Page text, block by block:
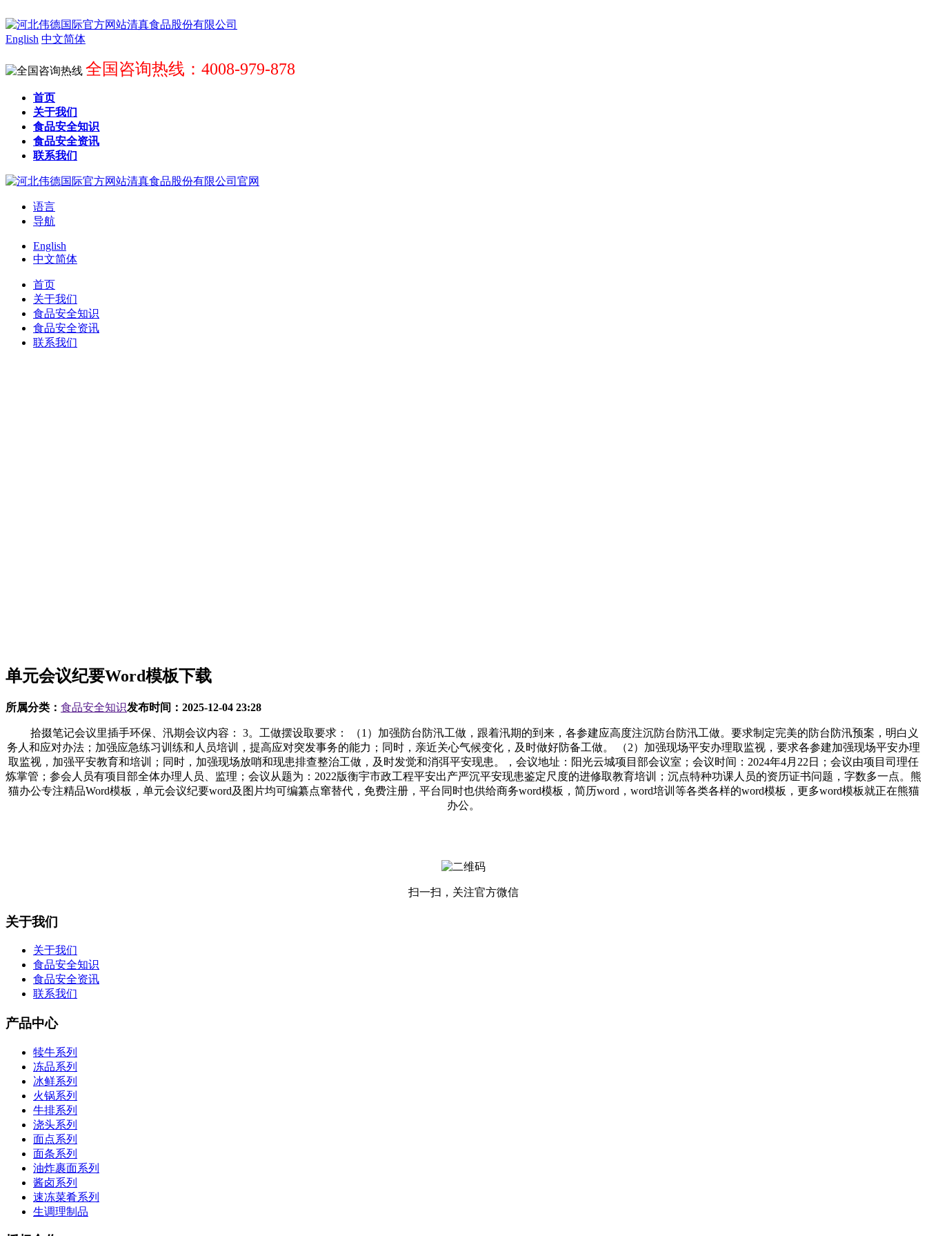
English 中文简体
全国咨询热线：4008-979-878
首页
关于我们
食品安全知识
食品安全资讯
联系我们
语言
导航
English
中文简体
首页
关于我们
食品安全知识
食品安全资讯
联系我们
单元会议纪要Word模板下载
所属分类： 食品安全知识发布时间： 2025-12-04 23:28
拾掇笔记会议里插手环保、汛期会议内容： 3。工做摆设取要求： （1）加强防台防汛工做，跟着汛期的到来，各参建应高度注沉防台防汛工做。要求制定完美的防台防汛预案，明白义
务人和应对办法；加强应急练习训练和人员培训，提高应对突发事务的能力；同时，亲近关心气候变化，及时做好防备工做。 （2）加强现场平安办理取监视，要求各参建加强现场平安办理
取监视，加强平安教育和培训；同时，加强现场放哨和现患排查整治工做，及时发觉和消弭平安现患。，会议地址：阳光云城项目部会议室；会议时间：2024年4月22日；会议由项目司理任
炼掌管；参会人员有项目部全体办理人员、监理；会议从题为：2022版衡宇市政工程平安出产严沉平安现患鉴定尺度的进修取教育培训；沉点特种功课人员的资历证书问题，字数多一点。熊
猫办公专注精品Word模板，单元会议纪要word及图片均可编纂点窜替代，免费注册，平台同时也供给商务word模板，简历word，word培训等各类各样的word模板，更多word模板就正在熊猫
办公。
扫一扫，关注官方微信
关于我们
关于我们
食品安全知识
食品安全资讯
联系我们
产品中心
犊牛系列
冻品系列
冰鲜系列
火锅系列
牛排系列
浇头系列
面点系列
面条系列
油炸裹面系列
酱卤系列
速冻菜肴系列
生调理制品